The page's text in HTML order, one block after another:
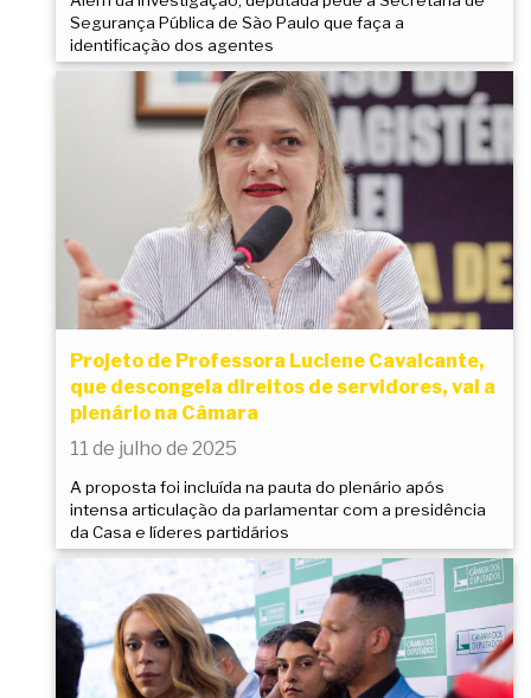
Segurança Pública de São Paulo que faça a
identificação dos agentes
Projeto de Professora Luciene Cavalcante,
que descongela direitos de servidores, vai a
plenário na Câmara
11 de julho de 2025
A proposta foi incluída na pauta do plenário após
intensa articulação da parlamentar com a presidência
da Casa e líderes partidários